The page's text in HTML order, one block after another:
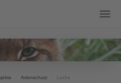
Artenschutz Luchs